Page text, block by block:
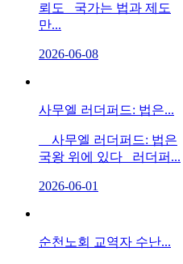
뢰도 국가는 법과 제도
만...
2026-06-08
사무엘 러더퍼드: 법은...
사무엘 러더퍼드: 법은
국왕 위에 있다 러더퍼...
2026-06-01
순천노회 교역자 수난...